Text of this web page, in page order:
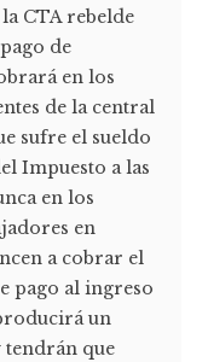
CTA rebelde
de
en los
de la central
sufre el sueldo
Impuesto a las
en los
en
a cobrar el
pago al ingreso
un
tendrán que